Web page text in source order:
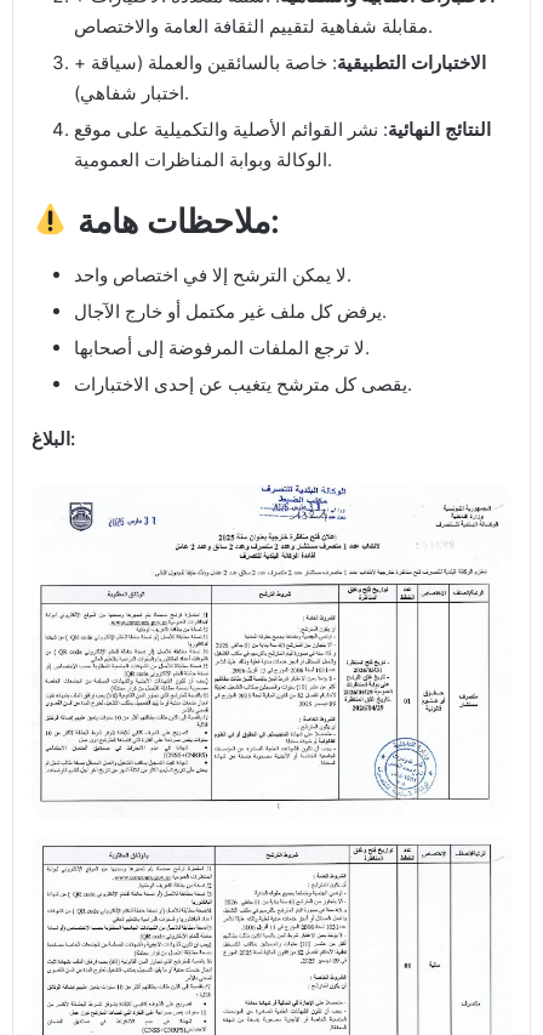
مقابلة شفاهية لتقييم الثقافة العامة والاختصاص.
الاختبارات التطبيقية: خاصة بالسائقين والعملة (سياقة +
اختبار شفاهي).
النتائج النهائية: نشر القوائم الأصلية والتكميلية على موقع
الوكالة وبوابة المناظرات العمومية.
ملاحظات هامة:
لا يمكن الترشح إلا في اختصاص واحد.
يرفض كل ملف غير مكتمل أو خارج الآجال.
لا ترجع الملفات المرفوضة إلى أصحابها.
يقصى كل مترشح يتغيب عن إحدى الاختبارات.
البلاغ: